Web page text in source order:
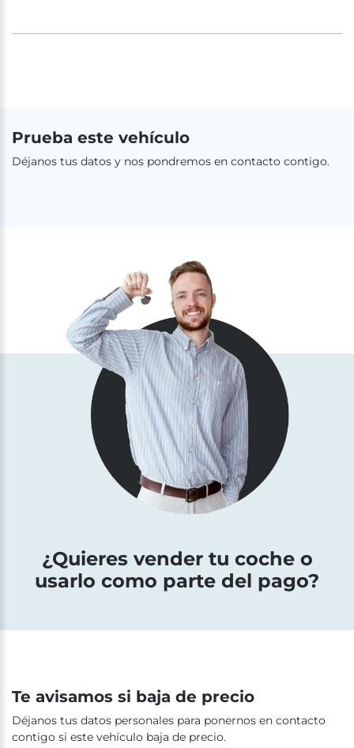
Prueba este vehículo
Déjanos tus datos y nos pondremos en contacto contigo.
¿Quieres vender tu coche o
usarlo como parte del pago?
Te avisamos si baja de precio
Déjanos tus datos personales para ponernos en contacto
contigo si este vehículo baja de precio.